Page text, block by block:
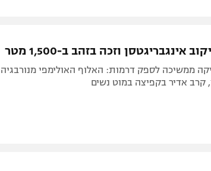
וזכה בזהב ב-1,500 מטר
ממשיכה לספק דרמות: האלוף האולימפי מנורבגיה
קרב אדיר בקפיצה במוט נשים